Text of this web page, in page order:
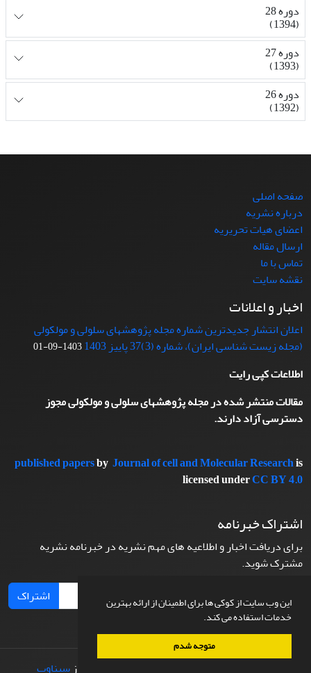
این وب سایت از کوکی ها برای اطمینان از ارائه بهترین
خدمات استفاده می کند.
متوجه شدم
دوره 28
(1394)
دوره 27
(1393)
دوره 26
(1392)
صفحه اصلی
درباره نشریه
اعضای هیات تحریریه
ارسال مقاله
تماس با ما
نقشه سایت
اخبار و اعلانات
اعلان انتشار جدیدترین شماره مجله پژوهشهای سلولی و مولکولی
(مجله زیست شناسی ایران)، شماره (3)37 پاییز 1403
1403-09-01
اطلاعات کپی رایت
مقالات منتشر شده در مجله پژوهشهای سلولی و مولکولی مجوز
دسترسی آزاد دارند.
published papersby Journal of cell and Molecular Researchis
licensed underCC BY 4.0
اشتراک خبرنامه
برای دریافت اخبار و اطلاعیه های مهم نشریه در خبرنامه نشریه
مشترک شوید.
اشتراک
طراحی و پیاده سازی از سیناوب